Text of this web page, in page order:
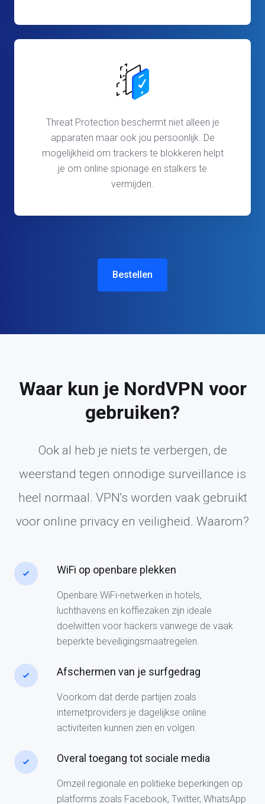
Threat Protection beschermt niet alleen je
apparaten maar ook jou persoonlijk. De
mogelijkheid om trackers te blokkeren helpt
je om online spionage en stalkers te
vermijden.
Bestellen
Waar kun je NordVPN voor
gebruiken?
Ook al heb je niets te verbergen, de
weerstand tegen onnodige surveillance is
heel normaal. VPN's worden vaak gebruikt
voor online privacy en veiligheid. Waarom?
WiFi op openbare plekken
Openbare WiFi-netwerken in hotels,
luchthavens en koffiezaken zijn ideale
doelwitten voor hackers vanwege de vaak
beperkte beveiligingsmaatregelen.
Afschermen van je surfgedrag
Voorkom dat derde partijen zoals
internetproviders je dagelijkse online
activiteiten kunnen zien en volgen.
Overal toegang tot sociale media
Omzeil regionale en politieke beperkingen op
platforms zoals Facebook, Twitter, WhatsApp